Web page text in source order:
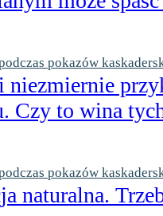
pokazów
niezmiernie
Czy to wina
pokazów
naturalna.